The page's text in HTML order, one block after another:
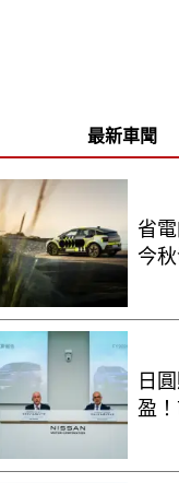
最新車聞
省
今
日
盈